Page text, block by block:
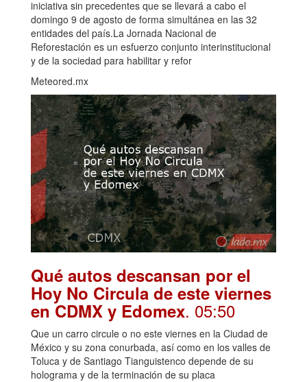
iniciativa sin precedentes que se llevará a cabo el
domingo 9 de agosto de forma simultánea en las 32
entidades del país.La Jornada Nacional de
Reforestación es un esfuerzo conjunto interinstitucional
y de la sociedad para habilitar y refor
Meteored.mx
Qué autos descansan por el
Hoy No Circula de este viernes
en CDMX y Edomex. 05:50
Que un carro circule o no este viernes en la Ciudad de
México y su zona conurbada, así como en los valles de
Toluca y de Santiago Tianguistenco depende de su
holograma y de la terminación de su placa